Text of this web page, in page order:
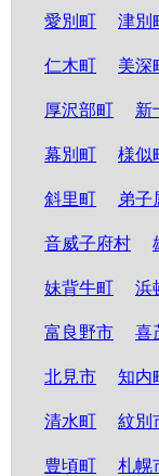
愛別町 津別
仁木町 美深
厚沢部町 新
幕別町 様似
斜里町 弟子
音威子府村
妹背牛町 浜
富良野市 喜
北見市 知内
清水町 紋別
豊頃町 札幌